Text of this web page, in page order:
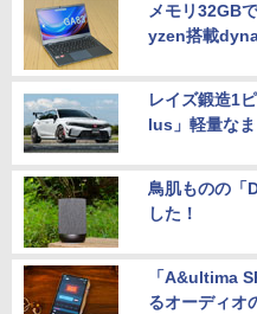
メモリ32GB
yzen搭載
レイズ鍛造1
lus」軽量な
鳥肌ものの「
した！
「A&ultima
るオーディオ